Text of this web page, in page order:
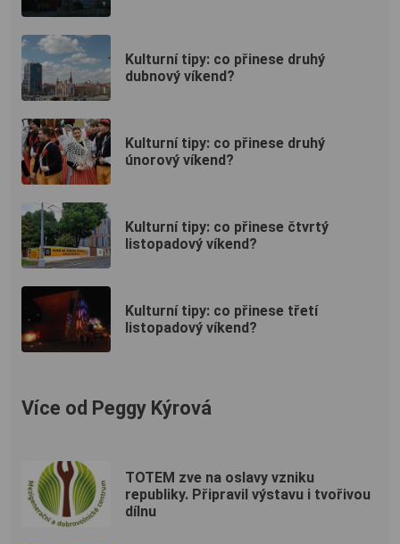
Kulturní tipy: co přinese druhý
dubnový víkend?
Kulturní tipy: co přinese druhý
únorový víkend?
Kulturní tipy: co přinese čtvrtý
listopadový víkend?
Kulturní tipy: co přinese třetí
listopadový víkend?
Více od Peggy Kýrová
TOTEM zve na oslavy vzniku
republiky. Připravil výstavu i tvořivou
dílnu